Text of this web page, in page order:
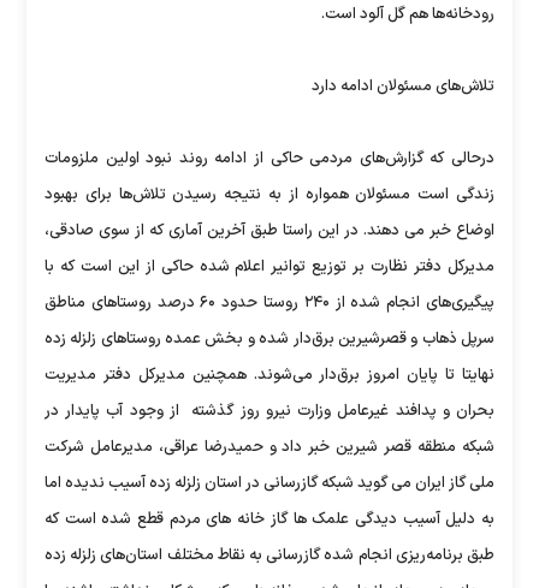
رودخانه‌ها هم گل آلود است.
تلاش‌های مسئولان ادامه دارد
درحالی که گزارش‌های مردمی حاکی از ادامه روند نبود اولین ملزومات
زندگی است مسئولان همواره از به نتیجه رسیدن تلاش‌ها برای بهبود
اوضاع خبر می دهند. در این راستا طبق آخرین آماری که از سوی صادقی،
مدیرکل دفتر نظارت بر توزیع توانیر اعلام شده حاکی از این است که با
پیگیری‌های انجام شده از ۲۴۰ روستا حدود ۶۰ درصد روستاهای مناطق
سرپل ذهاب و قصرشیرین برق‌دار شده‌ و بخش عمده روستاهای زلزله زده
نهایتا تا پایان امروز برق‌دار می‌شوند. همچنین مدیرکل دفتر مدیریت
بحران و پدافند غیرعامل وزارت نیرو روز گذشته از وجود آب پایدار در
شبکه منطقه قصر شیرین خبر داد و حمیدرضا عراقی، مدیرعامل شرکت
ملی گاز ایران می گوید شبکه گازرسانی در استان زلزله زده آسیب ندیده اما
به دلیل آسیب دیدگی علمک ها گاز خانه های مردم قطع شده است که
طبق برنامه‌ریزی انجام شده گازرسانی به نقاط مختلف استان‌های زلزله زده